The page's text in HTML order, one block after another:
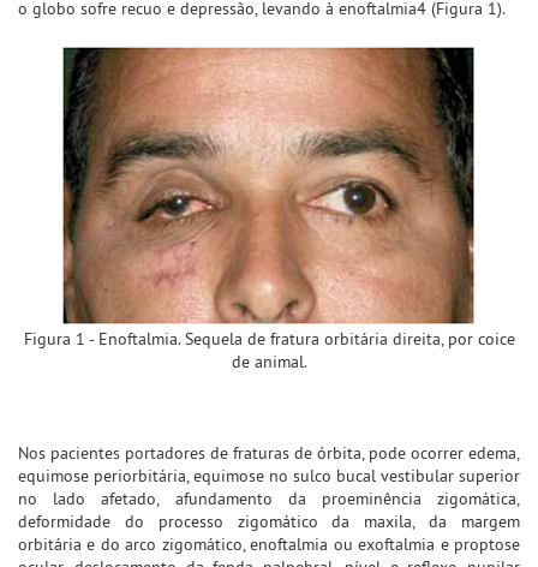
o globo sofre recuo e depressão, levando à enoftalmia4 (Figura 1).
Figura 1 - Enoftalmia. Sequela de fratura orbitária direita, por coice
de animal.
Nos pacientes portadores de fraturas de órbita, pode ocorrer edema,
equimose periorbitária, equimose no sulco bucal vestibular superior
no lado afetado, afundamento da proeminência zigomática,
deformidade do processo zigomático da maxila, da margem
orbitária e do arco zigomático, enoftalmia ou exoftalmia e proptose